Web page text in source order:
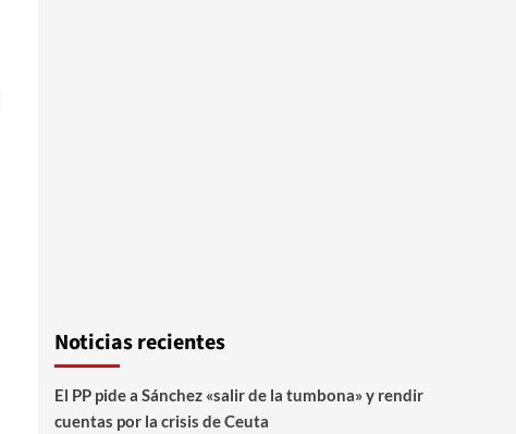
Noticias recientes
El PP pide a Sánchez «salir de la tumbona» y rendir
cuentas por la crisis de Ceuta